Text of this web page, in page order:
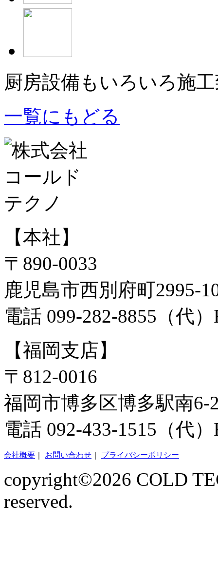
厨房設備もいろいろ施
一覧にもどる
【本社】
〒890-0033
鹿児島市西別府町2995-
電話 099-282-8855（代
【福岡支店】
〒812-0016
福岡市博多区博多駅南6-
電話 092-433-1515（代
会社概要 お問い合わせ プライバシーポリシー
copyright©2026 COLD
reserved.